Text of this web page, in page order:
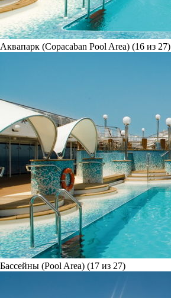
Аквапарк (Copacaban Pool Area) (16 из 27)
Бассейны (Pool Area) (17 из 27)